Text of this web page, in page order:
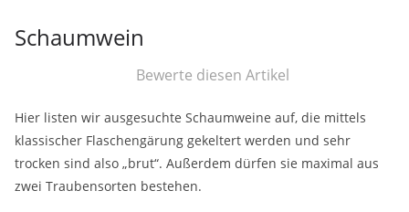
Schaumwein
Bewerte diesen Artikel
Hier listen wir ausgesuchte Schaumweine auf, die mittels
klassischer Flaschengärung gekeltert werden und sehr
trocken sind also „brut“. Außerdem dürfen sie maximal aus
zwei Traubensorten bestehen.